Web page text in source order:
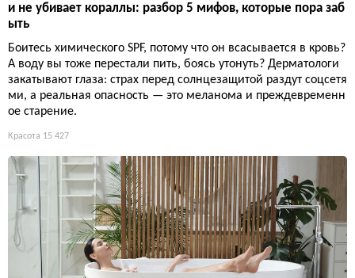
и не убивает кораллы: разбор 5 мифов, которые пора заб
ыть
Боитесь химического SPF, потому что он всасывается в кровь?
А воду вы тоже перестали пить, боясь утонуть? Дерматологи
закатывают глаза: страх перед солнцезащитой раздут соцсетя
ми, а реальная опасность — это меланома и преждевременн
ое старение.
Красота 15 427